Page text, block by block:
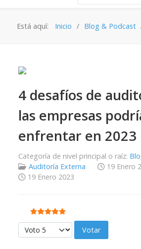
Está aquí: Inicio Blog & Podcast
4 desafíos de
las empresas
enfrentar en 2023
Categoría de nivel principal o raíz:
Auditoría Externa
19 Enero
19 Enero 2023
Ratio:5/5
Por favor, vote